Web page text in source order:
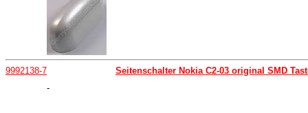
9992138-7
-
Seitenschalter Nokia C2-03 original SMD